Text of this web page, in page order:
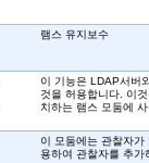
램스 유지보수
이 기능은 LDAP서버
것을 허용합니다. 이
치하는 램스 모둠에
이 모둠에는 관찰자
용하여 관찰자를 추가